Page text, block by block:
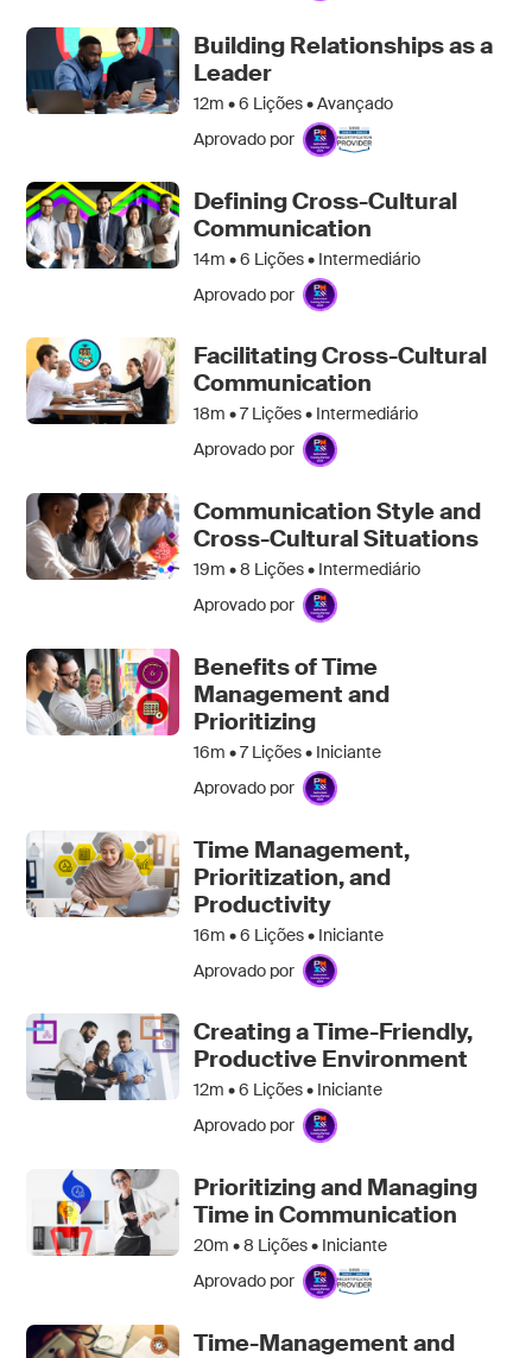
Building Relationships as a
Leader
12m •6 Lições • Avançado
Aprovado por
Defining Cross-Cultural
Communication
14m •6 Lições • Intermediário
Aprovado por
Facilitating Cross-Cultural
Communication
18m •7Lições • Intermediário
Aprovado por
Communication Style and
Cross-Cultural Situations
19m •8 Lições • Intermediário
Aprovado por
Benefits of Time
Management and
Prioritizing
16m •7Lições • Iniciante
Aprovado por
Time Management,
Prioritization, and
Productivity
16m •6 Lições • Iniciante
Aprovado por
Creating a Time-Friendly,
Productive Environment
12m •6 Lições • Iniciante
Aprovado por
Prioritizing and Managing
Time in Communication
20m •8 Lições • Iniciante
Aprovado por
Time-Management and